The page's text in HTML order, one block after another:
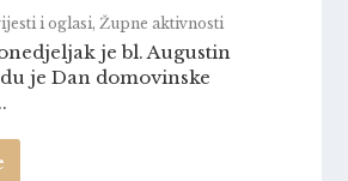
i oglasi, Župne aktivnosti
je bl. Augustin
je Dan domovinske